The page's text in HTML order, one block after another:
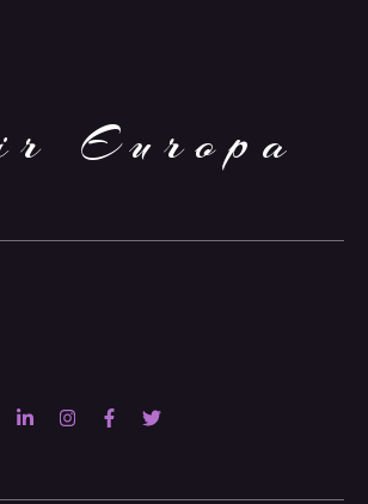
Europa